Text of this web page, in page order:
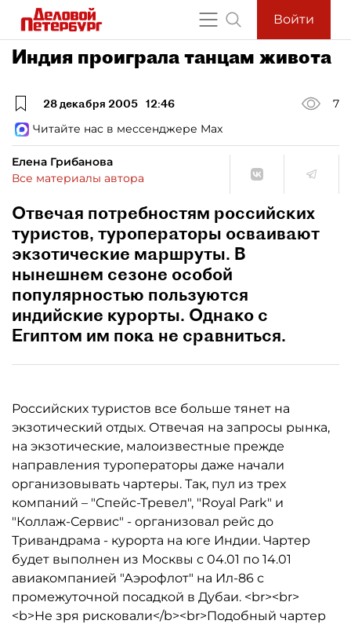
Войти
Индия проиграла танцам живота
28 декабря 2005 12:46
7
Читайте нас в мессенджере Max
Елена Грибанова
Все материалы автора
Отвечая потребностям российских
туристов, туроператоры осваивают
экзотические маршруты. В
нынешнем сезоне особой
популярностью пользуются
индийские курорты. Однако с
Египтом им пока не сравниться.
Российских туристов все больше тянет на
экзотический отдых. Отвечая на запросы рынка,
на экзотические, малоизвестные прежде
направления туроператоры даже начали
организовывать чартеры. Так, пул из трех
компаний – "Спейс-Тревел", "Royal Park" и
"Коллаж-Сервис" - организовал рейс до
Тривандрама - курорта на юге Индии. Чартер
будет выполнен из Москвы с 04.01 по 14.01
авиакомпанией "Аэрофлот" на Ил-86 с
промежуточной посадкой в Дубаи. <br><br>
<b>Не зря рисковали</b><br>Подобный чартер